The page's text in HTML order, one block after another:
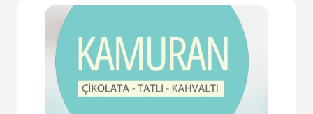
İstanbul/ Sarıyer lokasyonlu projemize 'Aşçı Yardımcısı’ pozis
yonunda görev alacak çalışma arkadaşı aramaktayız.
Genel Nitelikler
Tercihen toplu yemek sektöründe veya benzer pozisyonda
deneyimli,
Gıda güvenliği ve hijyen kuralları konusunda bilgi sahibi,